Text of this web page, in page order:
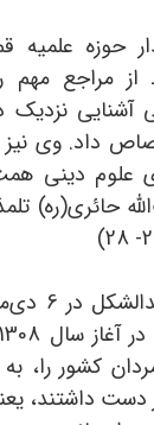
حوزه علمیه‌
از مراجع مهم
آشنایی
داد. وی نیز
علوم دینی
حائری‌(ره)
کشور را،
داشتند،